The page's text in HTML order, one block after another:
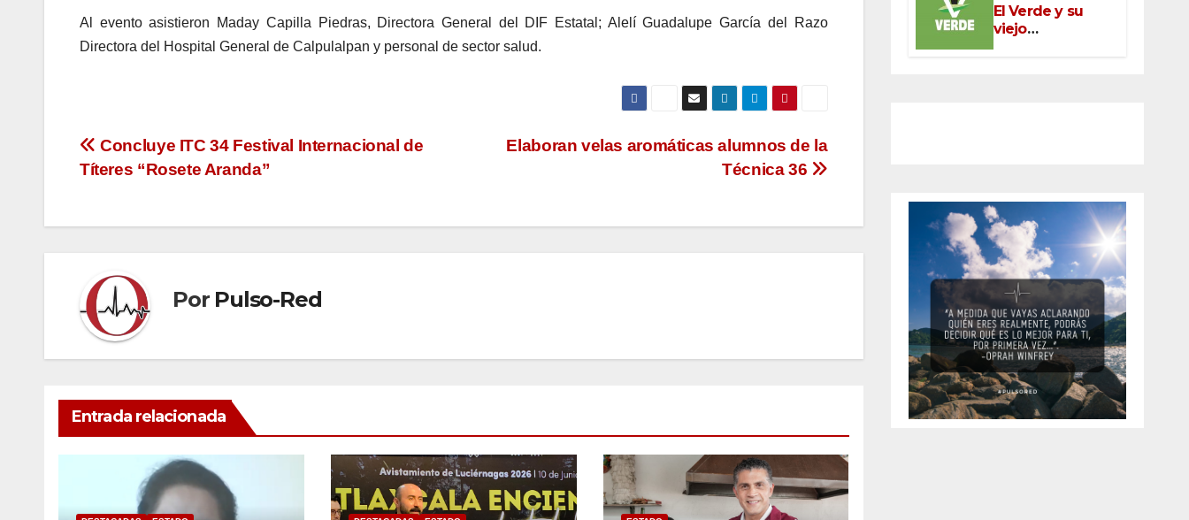
Al evento asistieron Maday Capilla Piedras, Directora General del DIF Estatal; Alelí Guadalupe García del Razo
Directora del Hospital General de Calpulalpan y personal de sector salud.
Navegación
entradas
Elaboran velas aromáticas alumnos de la
Técnica 36
Concluye ITC 34 Festival Internacional de
Títeres “Rosete Aranda”
Por Pulso-Red
Entrada relacionada
El Verde y su
viejo
oportunismo